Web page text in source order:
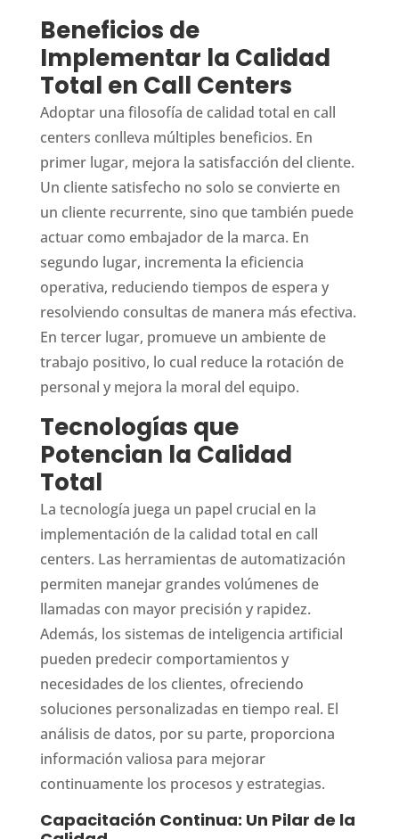
Beneficios de
Implementar la Calidad
Total en Call Centers
Adoptar una filosofía de calidad total en call
centers conlleva múltiples beneficios. En
primer lugar, mejora la satisfacción del cliente.
Un cliente satisfecho no solo se convierte en
un cliente recurrente, sino que también puede
actuar como embajador de la marca. En
segundo lugar, incrementa la eficiencia
operativa, reduciendo tiempos de espera y
resolviendo consultas de manera más efectiva.
En tercer lugar, promueve un ambiente de
trabajo positivo, lo cual reduce la rotación de
personal y mejora la moral del equipo.
Tecnologías que
Potencian la Calidad
Total
La tecnología juega un papel crucial en la
implementación de la calidad total en call
centers. Las herramientas de automatización
permiten manejar grandes volúmenes de
llamadas con mayor precisión y rapidez.
Además, los sistemas de inteligencia artificial
pueden predecir comportamientos y
necesidades de los clientes, ofreciendo
soluciones personalizadas en tiempo real. El
análisis de datos, por su parte, proporciona
información valiosa para mejorar
continuamente los procesos y estrategias.
Capacitación Continua: Un Pilar de la